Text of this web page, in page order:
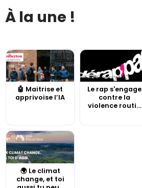
À la une !
🤖 Maitrise et
apprivoise l’IA
Le rap s'engage
contre la
violence routi...
🌍 Le climat
change, et toi